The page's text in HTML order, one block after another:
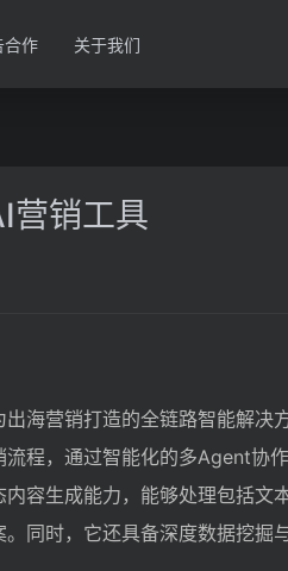
合作 关于我们
销工具
海营销打造的全链路智能解决
程，通过智能化的多Agent协作
容生成能力，能够处理包括文
同时，它还具备深度数据挖掘